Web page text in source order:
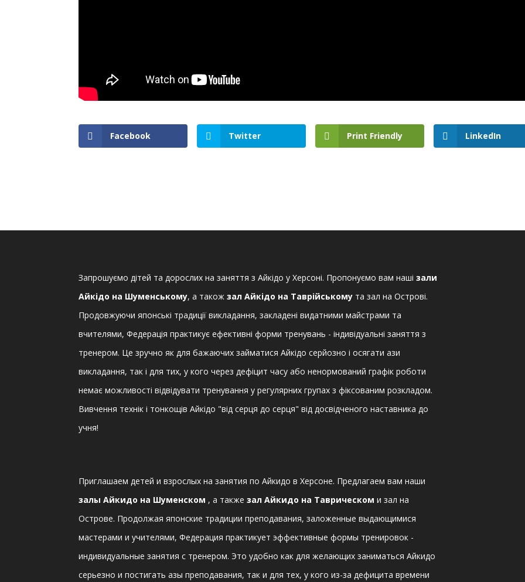
Facebook Twitter Print Friendly LinkedIn
Запрошуємо дітей та дорослих на заняття з Айкідо у Херсоні. Пропонуємо вам нашізали
Айкідо на Шуменському, а такожзал Айкідо на Таврійському та зал на Острові.
Продовжуючи японські традиції викладання, закладені видатними майстрами та
вчителями, Федерація практикує ефективні форми тренувань - індивідуальні заняття з
тренером. Це зручно як для бажаючих займатися Айкідо серйозно і осягати ази
викладання, так і для тих, у кого через дефіцит часу або ненормований графік роботи
немає можливості відвідувати тренування у регулярних групах з фіксованим розкладом.
Вивчення технік і тонкощів Айкідо "від серця до серця" від досвідченого наставника до
учня!
Приглашаем детей и взрослых на занятия по Айкидо в Херсоне. Предлагаем вам наши
залы Айкидо на Шуменском , а такжезал Айкидо на Таврическоми зал на
Острове. Продолжая японские традиции преподавания, заложенные выдающимися
мастерами и учителями, Федерация практикует эффективные формы тренировок -
индивидуальные занятия с тренером. Это удобно как для желающих заниматься Айкидо
серьезно и постигать азы преподавания, так и для тех, у кого из-за дефицита времени